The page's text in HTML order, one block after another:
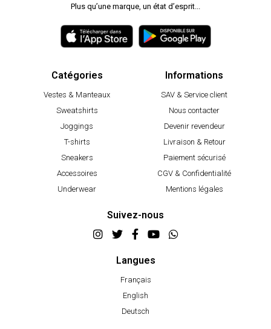
Plus qu’une marque, un état d’esprit...
Catégories
Vestes & Manteaux
Sweatshirts
Joggings
T-shirts
Sneakers
Accessoires
Underwear
Informations
SAV & Service client
Nous contacter
Devenir revendeur
Livraison & Retour
Paiement sécurisé
CGV & Confidentialité
Mentions légales
Suivez-nous
Langues
Français
English
Deutsch